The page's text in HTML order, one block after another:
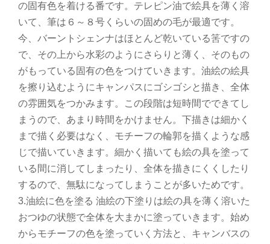
の固有色を着ける番です。テレピン油で絵具を薄く溶
いて、筆は６～８号くらいの固めの毛が最適です。
今、バーントシェンナはほとんど乾いている筈ですの
で、その上から水彩のようにさらりと薄く、そのもの
がもっている固有の色をつけていきます。油絵の絵具
を擦り込むようにキャンパスにゴシゴシと描き、全体
の雰囲気をつかみます。この段階は短時間でできてし
まうので、あまり時間をかけません。下描きは細かく
まで描く必要はなく、モチーフの輪郭を描くような感
じで描いていきます。細かく描いても絵の具を塗って
いる間に消してしまったり、全体を描きにくくしたり
するので、無駄になってしまうことが多いためです。
3.油絵に色を塗る 油絵の下塗りは絵の具を薄く溶いた
おつゆの状態で全体を大まかに塗っていきます。始め
からモチーフの色を塗っていく方法と、キャンバスの